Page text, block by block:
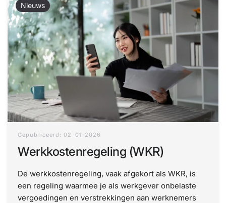
Nieuws
Gepubliceerd: 02-01-2026
Werkkostenregeling (WKR)
De werkkostenregeling, vaak afgekort als WKR, is
een regeling waarmee je als werkgever onbelaste
vergoedingen en verstrekkingen aan werknemers